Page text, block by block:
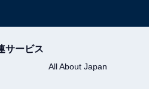
サービス
All About Japan